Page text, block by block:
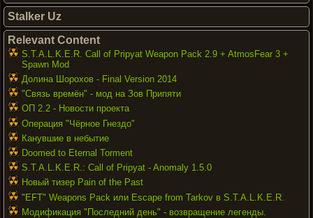
Stalker Uz
Relevant Content
S.T.A.L.K.E.R. Call of Pripyat Weapon Pack 2.9 + AtmosFear 3 +
Spawn Mod
Долина Шорохов - Final Version 2014
"Связь времён" - мод на Зов Припяти
ОП 2.2 - Новости проекта
Операция "Чёрное Гнездо"
Канувшие в небытие
Doomed to Eternal Torment
S.T.A.L.K.E.R.: Call of Pripyat - Anomaly 1.5.0
Новый тизер Pain of the Past
"EFT" Weapons Pack или Escape from Tarkov в S.T.A.L.K.E.R.
Модификация "Последний день" - возвращение легенды.